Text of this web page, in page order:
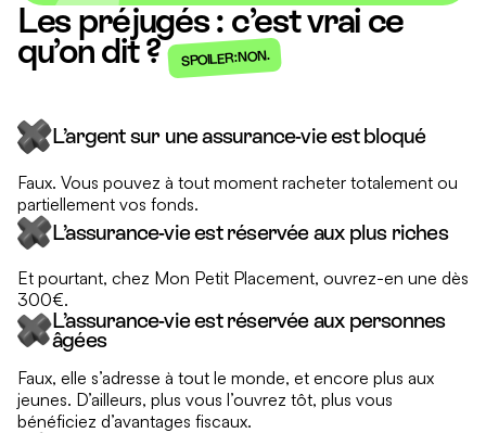
Les préjugés : c’est vrai ce
qu’on dit ? SPOILER : NON.
L’argent sur une assurance-vie est bloqué
Faux. Vous pouvez à tout moment racheter totalement ou
partiellement vos fonds.
L’assurance-vie est réservée aux plus riches
Et pourtant, chez Mon Petit Placement, ouvrez-en une dès
300€.
L’assurance-vie est réservée aux personnes
âgées
Faux, elle s’adresse à tout le monde, et encore plus aux
jeunes. D’ailleurs, plus vous l’ouvrez tôt, plus vous
bénéficiez d’avantages fiscaux.